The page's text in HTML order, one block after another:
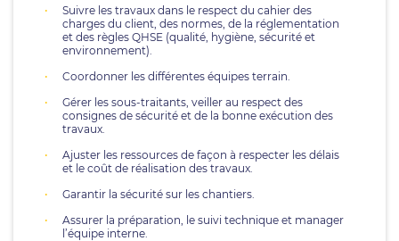
Suivre les travaux dans le respect du cahier des
charges du client, des normes, de la réglementation
et des règles QHSE (qualité, hygiène, sécurité et
environnement).
Coordonner les différentes équipes terrain.
Gérer les sous-traitants, veiller au respect des
consignes de sécurité et de la bonne exécution des
travaux.
Ajuster les ressources de façon à respecter les délais
et le coût de réalisation des travaux.
Garantir la sécurité sur les chantiers.
Assurer la préparation, le suivi technique et manager
l’équipe interne.